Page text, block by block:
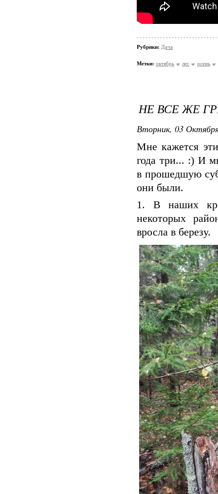
Рубрики: Дача
Метки: октябрь лес осень
НЕ ВСЕ ЖЕ
Вторник, 03
Мне кажется
года три... :) И
в прошедшую
они были.
1. В наших
некоторых
вросла в березу.